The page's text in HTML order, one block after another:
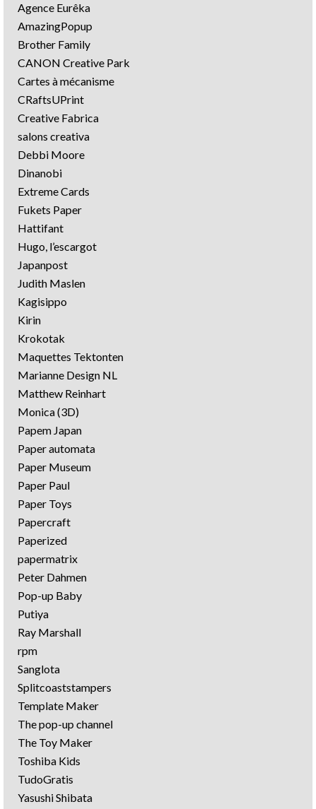
Agence Eurêka
AmazingPopup
Brother Family
CANON Creative Park
Cartes à mécanisme
CRaftsUPrint
Creative Fabrica
salons creativa
Debbi Moore
Dinanobi
Extreme Cards
Fukets Paper
Hattifant
Hugo, l’escargot
Japanpost
Judith Maslen
Kagisippo
Kirin
Krokotak
Maquettes Tektonten
Marianne Design NL
Matthew Reinhart
Monica (3D)
Papem Japan
Paper automata
Paper Museum
Paper Paul
Paper Toys
Papercraft
Paperized
papermatrix
Peter Dahmen
Pop-up Baby
Putiya
Ray Marshall
rpm
Sanglota
Splitcoaststampers
Template Maker
The pop-up channel
The Toy Maker
Toshiba Kids
TudoGratis
Yasushi Shibata